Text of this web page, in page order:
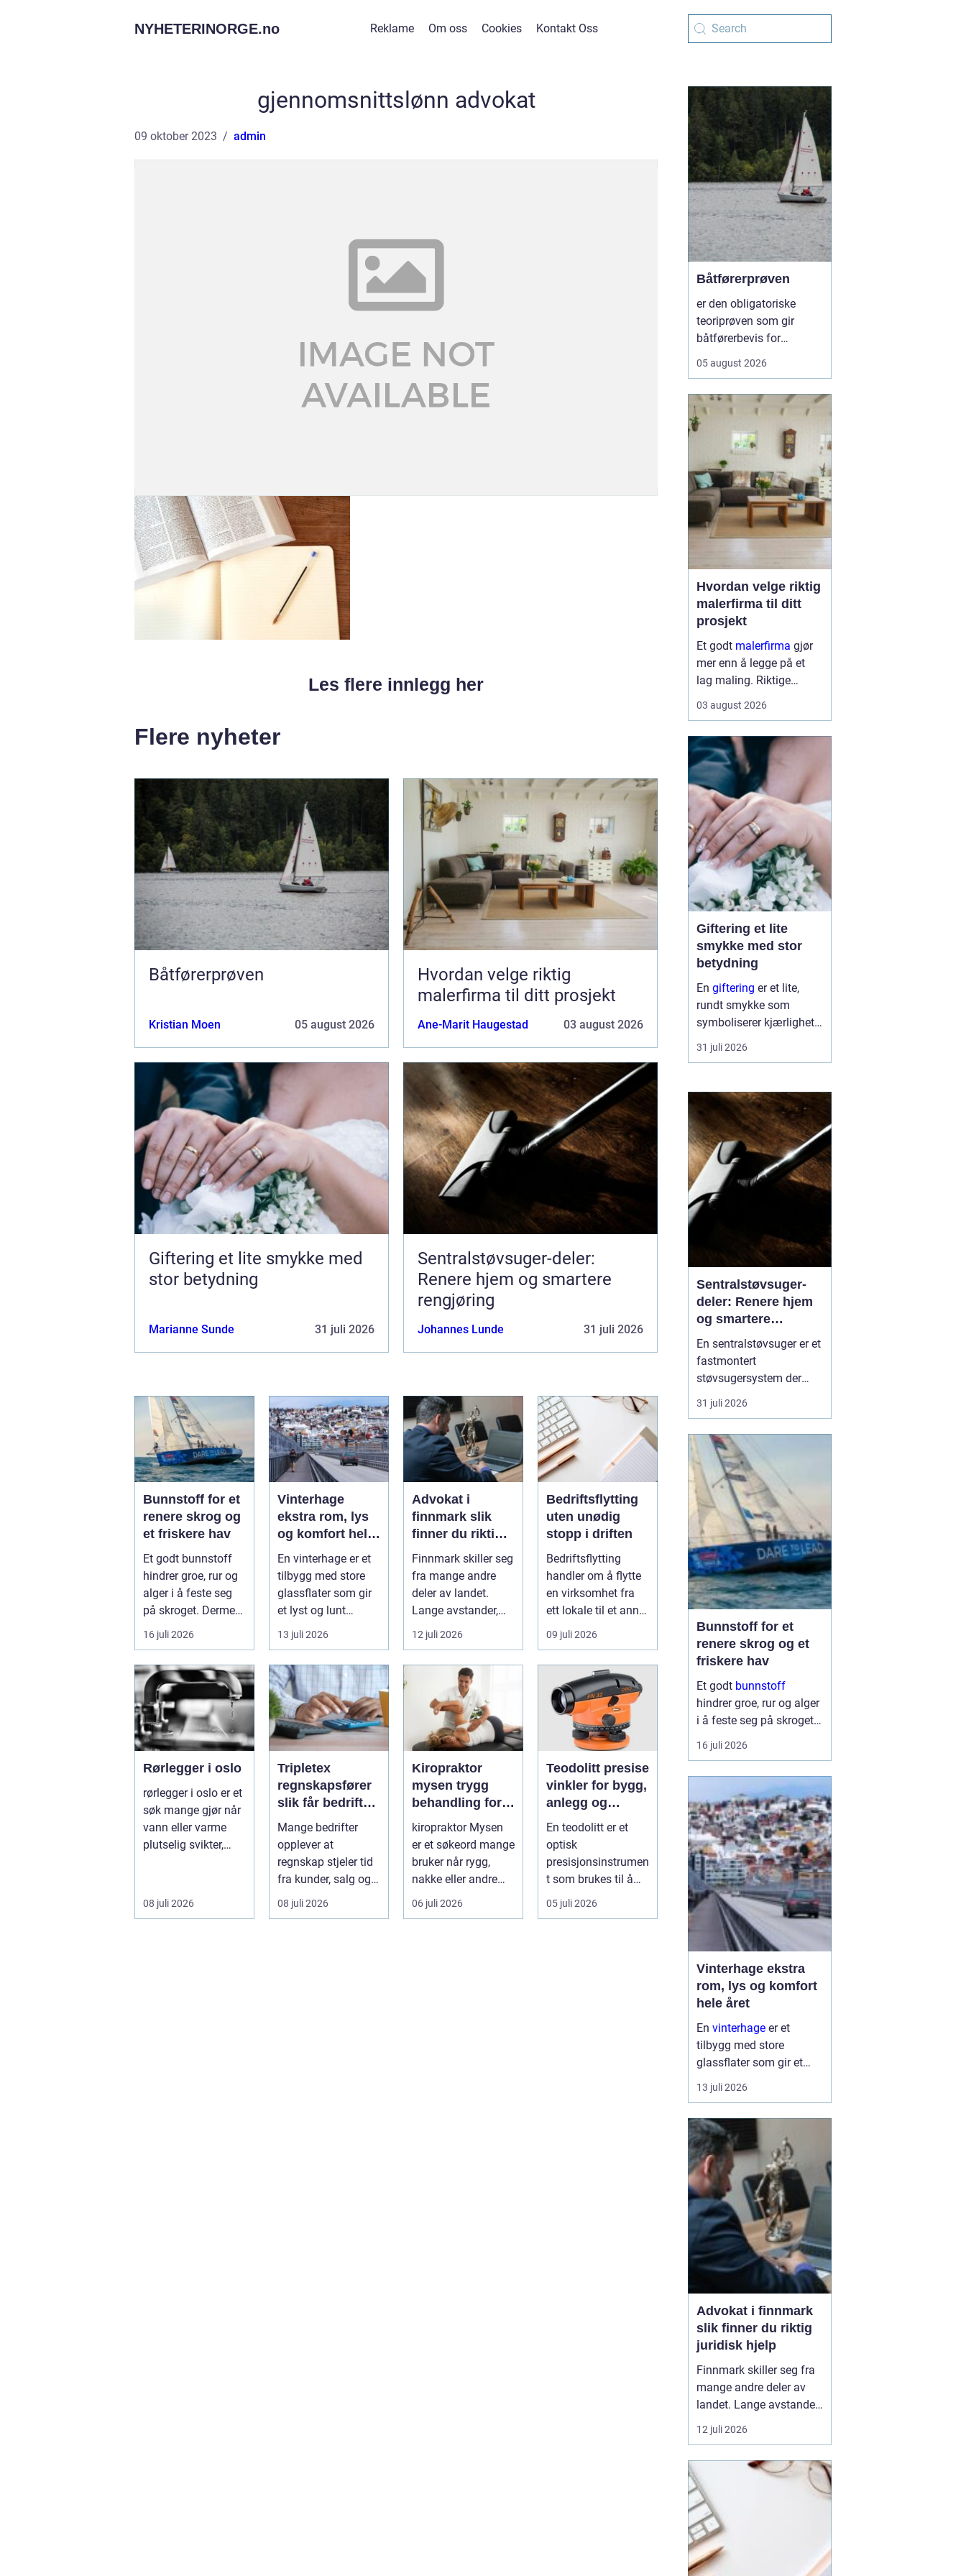
NYHETERINORGE.no Reklame Om oss Cookies Kontakt Oss
gjennomsnittslønn advokat
09 oktober 2023 admin
Les flere innlegg her
Flere nyheter
Båtførerprøven
Kristian Moen 05 august 2026
Hvordan velge riktig
malerfirma til ditt prosjekt
Ane-Marit Haugestad 03 august 2026
Giftering et lite smykke med
stor betydning
Marianne Sunde 31 juli 2026
Sentralstøvsuger-deler:
Renere hjem og smartere
rengjøring
Johannes Lunde 31 juli 2026
Bunnstoff for et
renere skrog og
et friskere hav
Et godt bunnstoff
hindrer groe, rur og
alger i å feste seg
på skroget. Dermed
holder båten bedre
far...
16 juli 2026
Vinterhage
ekstra rom, lys
og komfort hele
året
En vinterhage er et
tilbygg med store
glassflater som gir
et lyst og lunt
oppholdsrom nær
hagen, ogs...
13 juli 2026
Advokat i
finnmark slik
finner du riktig
juridisk hjelp
Finnmark skiller seg
fra mange andre
deler av landet.
Lange avstander,
små lokalsamfunn,
sterk tilkn...
12 juli 2026
Bedriftsflytting
uten unødig
stopp i driften
Bedriftsflytting
handler om å flytte
en virksomhet fra
ett lokale til et annet
med minst mulig...
09 juli 2026
Rørlegger i oslo
rørlegger i oslo er et
søk mange gjør når
vann eller varme
plutselig svikter,
08 juli 2026
Tripletex
regnskapsfører
slik får bedriften
mer ut av
regnskapet
Mange bedrifter
opplever at
regnskap stjeler tid
fra kunder, salg og
utvikling av
virksomheten.
08 juli 2026
Kiropraktor
mysen trygg
behandling for
rygg, nakke og
ledd
kiropraktor Mysen
er et søkeord mange
bruker når rygg,
nakke eller andre
muskel og
leddplager begynn...
06 juli 2026
Teodolitt presise
vinkler for bygg,
anlegg og
kartlegging
En teodolitt er et
optisk
presisjonsinstrumen
t som brukes til å
måle horisontale og
vertikale vinkle...
05 juli 2026
Båtførerprøven
er den obligatoriske
teoriprøven som gir
båtførerbevis for
dokumenterer at føreren
sjøvett, navigasjon, lover
og regler, samt sikkerhet
om bord. For alle som vil
bruke motorbåt lovlig og
trygt, er dette et...
05 august 2026
Hvordan velge riktig
malerfirma til ditt
prosjekt
Et godt malerfirma gjør
mer enn å legge på et
lag maling. Riktige
levetiden på bygget,
og spare både tid og
penger. Samtidig kan feil
valg gi ekstra
kostnader,...
03 august 2026
Giftering et lite
smykke med stor
betydning
En giftering er et lite,
rundt smykke som
symboliserer kjærlighet,
troskap og felles
framtid. Ringen bæres
og blir en synlig
påminnelse om løftet to
mennesker ...
31 juli 2026
Sentralstøvsuger-
deler: Renere hjem
og smartere
rengjøring
En sentralstøvsuger er et
fastmontert
støvsugersystem der
motor og beholder står i
bod, garasje eller teknisk
sugekontakter finnes i
veggene rundt i boligen.
Du kobler bare slangen
til en kontakt, og støvet
transp...
31 juli 2026
Bunnstoff for et
renere skrog og et
friskere hav
Et godt bunnstoff
hindrer groe, rur og alger
i å feste seg på skroget.
Dermed holder båten
bedre fart, bruker mindre
mindre vedlikehold på
land. Samtidig begynner
flere båteiere ...
16 juli 2026
Vinterhage ekstra
rom, lys og komfort
hele året
En vinterhage er et
tilbygg med store
glassflater som gir et
lyst og lunt oppholdsrom
nær hagen, også når
fungere som en ekstra
stue, spiseplass eller
stille son...
13 juli 2026
Advokat i finnmark
slik finner du riktig
juridisk hjelp
Finnmark skiller seg fra
mange andre deler av
landet. Lange avstander,
små lokalsamfunn, sterk
tilknytning til natur og
rettigheter gjør at mange
juridiske spørsmål får en
ekstra dimensjon. Når en
privatperson eller en
bedrift i...
12 juli 2026